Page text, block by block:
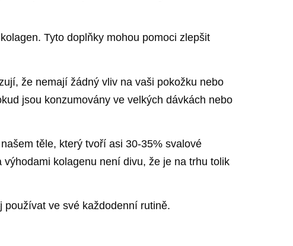
Tyto doplňky mohou pomoci zlepšit
že nemají žádný vliv na vaši pokožku nebo
jsou konzumovány ve velkých dávkách nebo
těle, který tvoří asi 30-35% svalové
kolagenu není divu, že je na trhu tolik
ve své každodenní rutině.